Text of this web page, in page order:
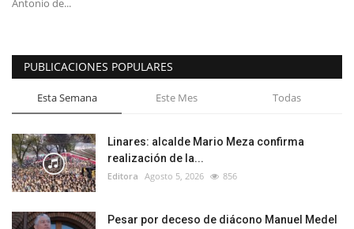
Antonio de...
PUBLICACIONES POPULARES
Esta Semana Este Mes Todas
Linares: alcalde Mario Meza confirma
realización de la...
Editora Agosto 5, 2026 856
Pesar por deceso de diácono Manuel Medel